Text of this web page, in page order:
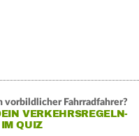
vorbildlicher Fahrradfahrer?
VERKEHRSREGELN-
QUIZ